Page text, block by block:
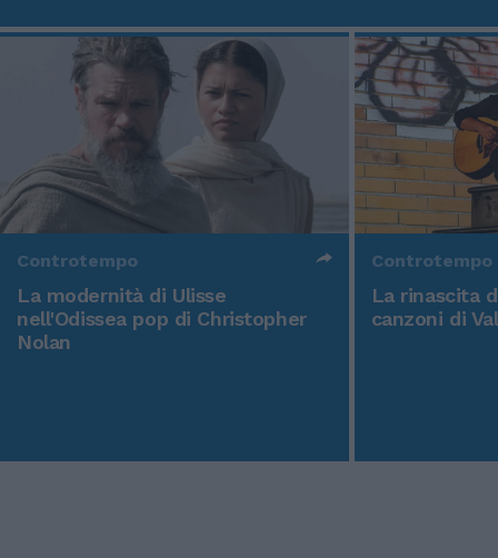
Controtempo
La modernità di Ulisse
nell'Odissea pop di Christopher
Nolan
Controtempo
La rinascita
canzoni di